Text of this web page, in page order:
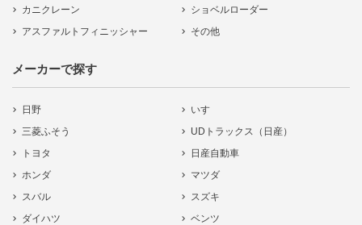
カニクレーン
ショベルローダー
アスファルトフィニッシャー
その他
メーカーで探す
日野
いすゞ
三菱ふそう
UDトラックス（日産）
トヨタ
日産自動車
ホンダ
マツダ
スバル
スズキ
ダイハツ
ベンツ